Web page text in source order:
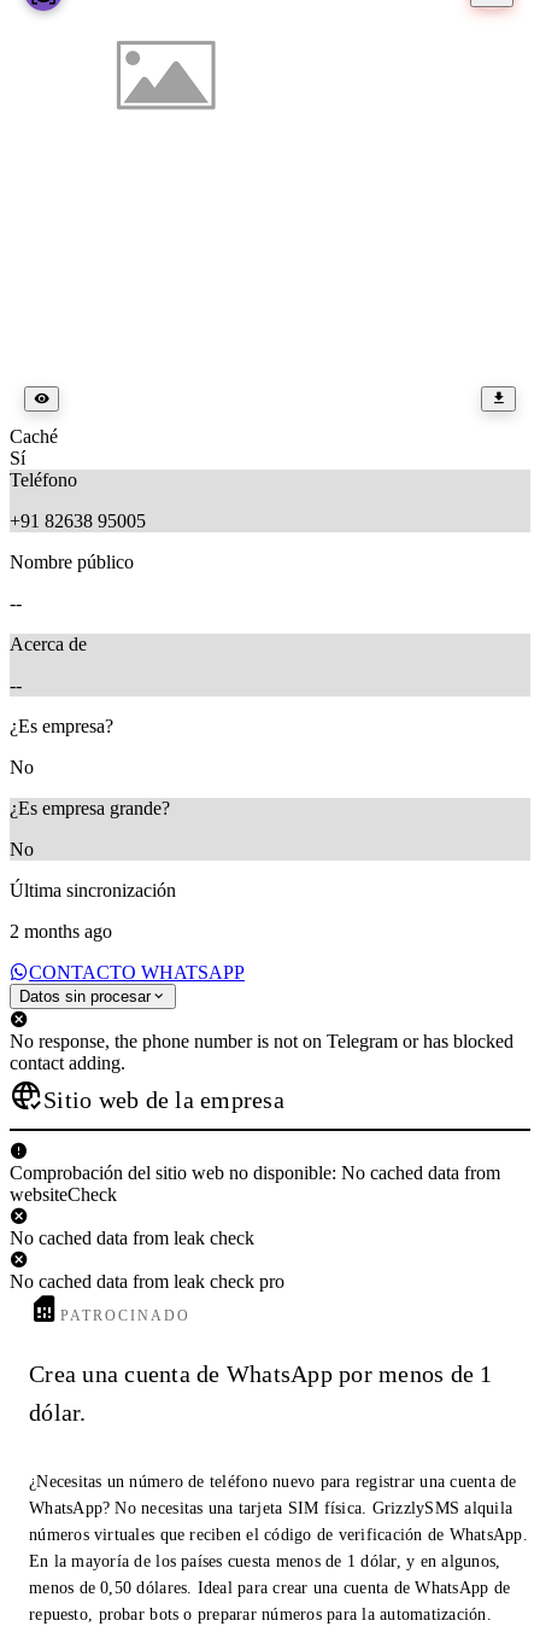
Caché
Sí
Teléfono
+91 82638 95005
Nombre público
--
Acerca de
--
¿Es empresa?
No
¿Es empresa grande?
No
Última sincronización
2 months ago
CONTACTO WHATSAPP
Datos sin procesar
No response, the phone number is not on Telegram or has blocked
contact adding.
Sitio web de la empresa
Comprobación del sitio web no disponible: No cached data from
websiteCheck
No cached data from leak check
No cached data from leak check pro
PATROCINADO
Crea una cuenta de WhatsApp por menos de 1
dólar.
¿Necesitas un número de teléfono nuevo para registrar una cuenta de
WhatsApp? No necesitas una tarjeta SIM física. GrizzlySMS alquila
números virtuales que reciben el código de verificación de WhatsApp.
En la mayoría de los países cuesta menos de 1 dólar, y en algunos,
menos de 0,50 dólares. Ideal para crear una cuenta de WhatsApp de
repuesto, probar bots o preparar números para la automatización.